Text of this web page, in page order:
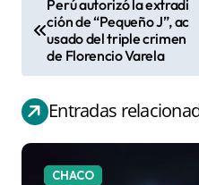
e
g
a
Perú autorizó la extradi
ción de “Pequeño J”, ac
usado del triple crimen
de Florencio Varela
Entradas
CHACO